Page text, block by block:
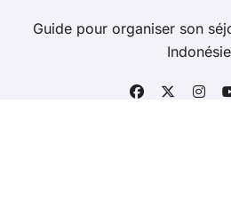
Guide pour organiser son
Indonésie